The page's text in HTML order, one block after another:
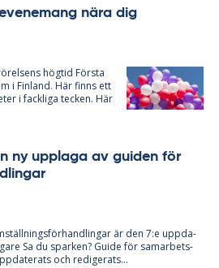
nära dig
hög­tid Förs­ta
i Fin­land. Här fin­ns ett
i fack­li­ga tec­ken. Här
ny upp­laga av gui­den för
är den 7:e upp­da­
Sa du spar­ken? Guide för sam­ar­bets­
och re­di­ge­ra­ts...